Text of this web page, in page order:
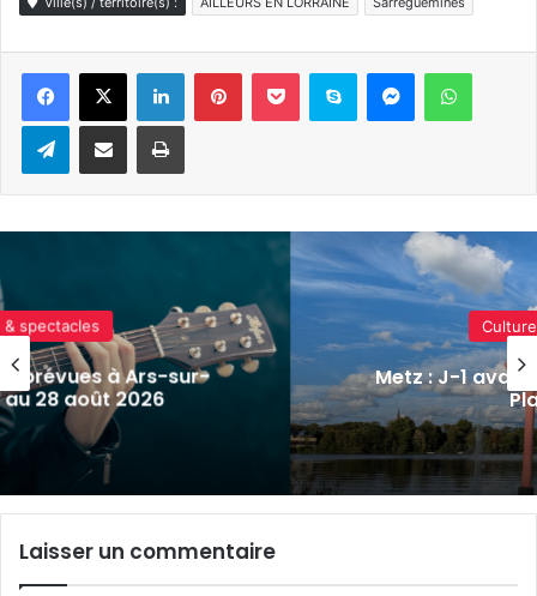
LinkedinPinterestPocket Skype Messenger
TelegramPartager par e-mail Imprimer
Culture & spectacles
Metz : J-1 avant le cinéma plein
Plan d’Eau
Laisser un commentaire